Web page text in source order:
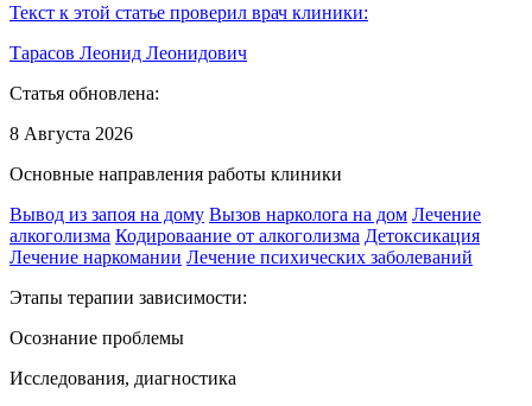
Текст к этой статье проверил врач клиники:
Тарасов Леонид Леонидович
Статья обновлена:
8 Августа 2026
Основные направления работы клиники
Вывод из запоя на дому Вызов нарколога на дом Лечение
алкоголизма Кодироваание от алкоголизма Детоксикация
Лечение наркомании Лечение психических заболеваний
Этапы терапии зависимости:
Осознание проблемы
Исследования, диагностика